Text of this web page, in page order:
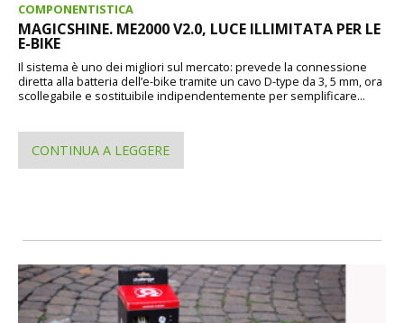
COMPONENTISTICA
MAGICSHINE. ME2000 V2.0, LUCE ILLIMITATA PER LE
E-BIKE
Il sistema è uno dei migliori sul mercato: prevede la connessione
diretta alla batteria dell’e-bike tramite un cavo D-type da 3, 5 mm, ora
scollegabile e sostituibile indipendentemente per semplificare...
CONTINUA A LEGGERE